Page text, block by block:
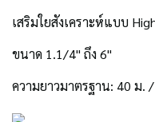
เสริมใยสังเคราะห์แบบ
ขนาด 1.1/4" ถึง 6"
ความยาวมาตรฐาน: 40 ม.